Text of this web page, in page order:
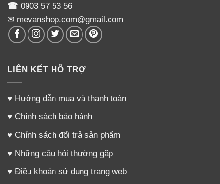
☎ 0903 57 53 56
✉ mevanshop.com@gmail.com
LIÊN KẾT HỖ TRỢ
♥ Hướng dẫn mua và thanh toán
♥ Chính sách bảo hành
♥ Chính sách đổi trả sản phẩm
♥ Những câu hỏi thường gặp
♥ Điều khoản sử dụng trang web